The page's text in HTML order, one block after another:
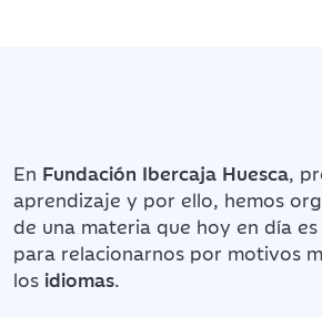
En Fundación Ibercaja Huesca,
aprendizaje y por ello, hemos
de una materia que hoy en día
para relacionarnos por motivos
los idiomas.